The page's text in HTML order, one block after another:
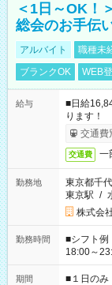
＜1日～OK！
総会のお手伝
アルバイト 職種未
ブランクOK
WEB
給与
■日給
ります！
交通費
交通費 一
勤務地
東京都千
東京駅 /
株式会
勤務時間
■シフト例
18:00～
etc ★最短で3時間で5,120円のお仕事から 15時間で2万円近く稼
げるお仕事も！ ご希望のお時間に合わ
期間 ■１日のみ